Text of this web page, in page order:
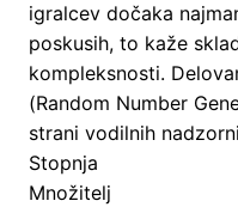
igralcev dočaka
poskusih, to kaže
kompleksnosti.
(Random Number
strani vodilnih
Stopnja
Množitelj